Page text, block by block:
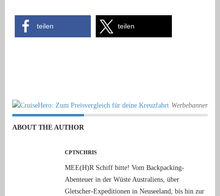
teilen teilen
Werbebanner
ABOUT THE AUTHOR
CPTNCHRIS
MEE(H)R Schiff bitte! Vom Backpacking-
Abenteuer in der Wüste Australiens, über
Gletscher-Expeditionen in Neuseeland, bis hin zur